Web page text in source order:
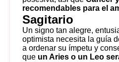
recomendables para el
Sagitario
Un signo tan alegre,
optimista necesita la guía
a ordenar su ímpetu y
que un Aries o un Leo